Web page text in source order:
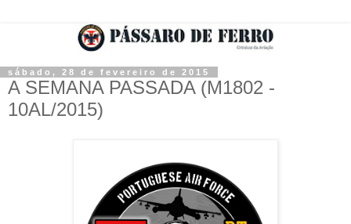
sábado, 28 de fevereiro de 2015
A SEMANA PASSADA (M1802 -
10AL/2015)